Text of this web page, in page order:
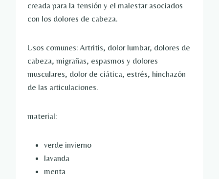
creada para la tensión y el malestar asociados
con los dolores de cabeza.
Usos comunes: Artritis, dolor lumbar, dolores de
cabeza, migrañas, espasmos y dolores
musculares, dolor de ciática, estrés, hinchazón
de las articulaciones.
material:
verde invierno
lavanda
menta